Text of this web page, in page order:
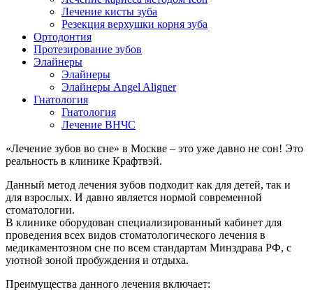
Лечение кисты зуба
Резекция верхушки корня зуба
Ортодонтия
Протезирование зубов
Элайнеры
Элайнеры
Элайнеры Angel Aligner
Гнатология
Гнатология
Лечение ВНЧС
«Лечение зубов во сне» в Москве – это уже давно не сон! Это
реальность в клинике Крафтвэй.
Данный метод лечения зубов подходит как для детей, так и
для взрослых. И давно является нормой современной
стоматологии.
В клинике оборудован специализированный кабинет для
проведения всех видов стоматологического лечения в
медикаментозном сне по всем стандартам Минздрава РФ, с
уютной зоной пробуждения и отдыха.
Преимущества данного лечения включает: